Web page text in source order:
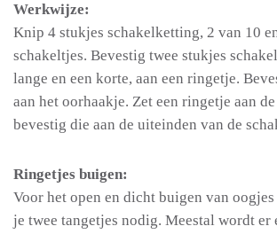
Werkwijze:
Knip 4 stukjes schakelketting, 2 van 10
schakeltjes. Bevestig twee stukjes
lange en een korte, aan een ringetje.
aan het oorhaakje. Zet een ringetje aan
bevestig die aan de uiteinden van de
Ringetjes buigen:
Voor het open en dicht buigen van
je twee tangetjes nodig. Meestal wordt er